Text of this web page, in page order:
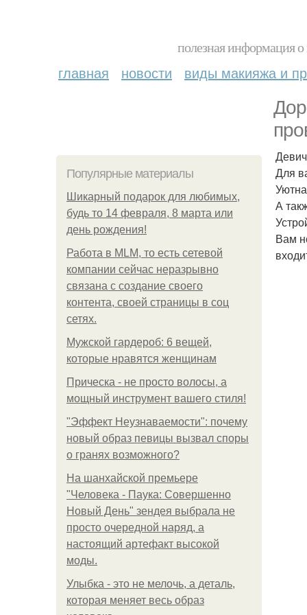
полезная информация
главная новости виды макияжа и
Популярные материалы
Шикарный подарок для любимых,
будь то 14 февраля, 8 марта или
день рождения!
Работа в MLM, то есть сетевой
компании сейчас неразрывно
связана с создание своего
контента, своей страницы в соц
сетях.
Мужской гардероб: 6 вещей,
которые нравятся женщинам
Прическа - не просто волосы, а
мощный инструмент вашего стиля!
"Эффект Неузнаваемости": почему
новый образ певицы вызвал споры
о гранях возможного?
На шанхайской премьере
"Человека - Паука: Совершенно
Новый День" зендея выбрала не
просто очередной наряд, а
настоящий артефакт высокой
моды.
Улыбка - это не мелочь, а деталь,
которая меняет весь образ
Для
А
Вам